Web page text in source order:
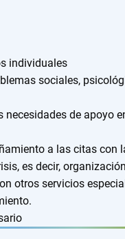
individuales
sociales,
de apoyo
a las citas con
es decir,
otros servicios